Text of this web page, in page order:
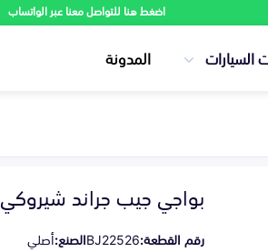
اضغط هنا للتواصل معنا عبر الواتساب
السيارات المدونة
بواجي جيب جراند شيروكي 2001
رقم القطعة:BJ22526الصنع:أصلي